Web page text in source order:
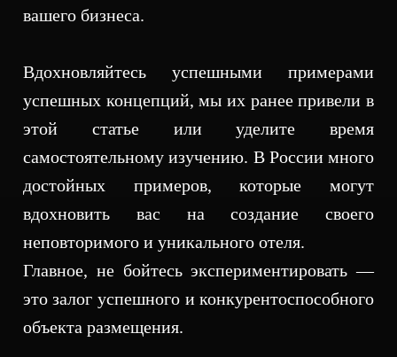
вашего бизнеса.
Вдохновляйтесь успешными примерами
успешных концепций, мы их ранее привели в
этой статьеили уделите время
самостоятельному изучению. В России много
достойных примеров, которые могут
вдохновить вас на создание своего
неповторимого и уникального отеля.
Главное, не бойтесь экспериментировать —
это залог успешного и конкурентоспособного